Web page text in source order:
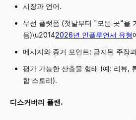
시장과 언어.
우선 플랫폼 (첫날부터 "모든 곳"을
음)\u20142026년 인플루언서 유형
메시지와 증거 포인트; 금지된 주장
평가 가능한 산출물 형태 (예: 리뷰,
합 스토리).
디스커버리 플랜.